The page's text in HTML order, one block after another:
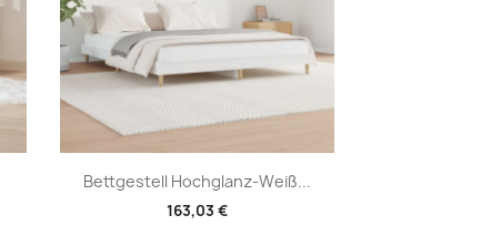
Bettgestell Hochglanz-Weiß...
163,03 €
 Vorschau